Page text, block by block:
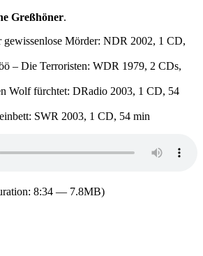
Greßhöner.
Mörder: NDR 2002, 1 CD,
– Die Terroristen: WDR 1979, 2 CDs,
Wolf fürchtet: DRadio 2003, 1 CD, 54
SWR 2003, 1 CD, 54 min
8:34 — 7.8MB)